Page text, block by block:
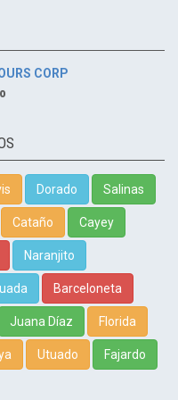
CORP
Dorado Salinas
Cataño Cayey
Naranjito
Barceloneta
Juana Díaz Florida
Utuado Fajardo